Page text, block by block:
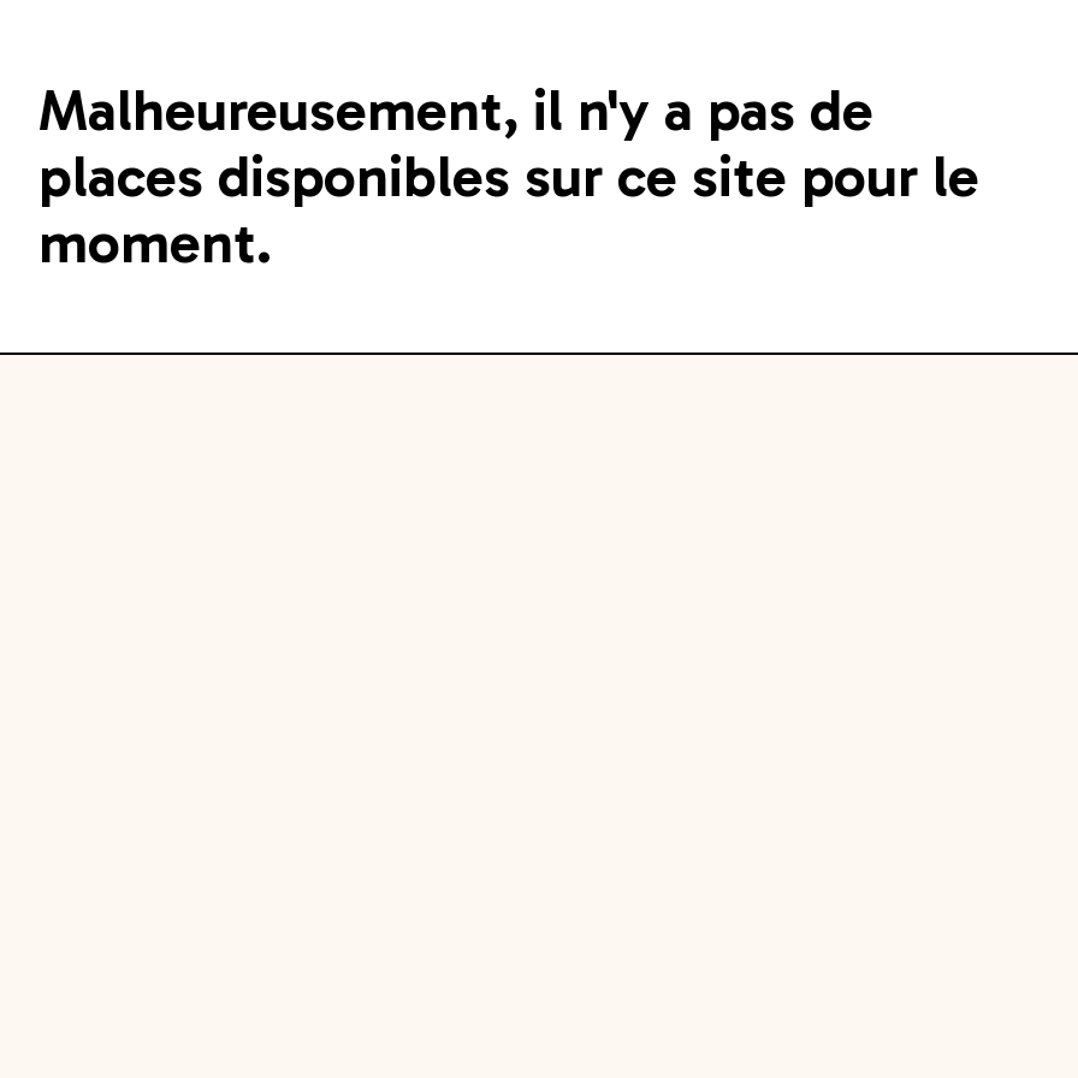
Malheureusement, il n'y a pas de
places disponibles sur ce site pour le
moment.